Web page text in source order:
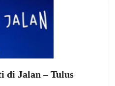
di Jalan – TulusMakna